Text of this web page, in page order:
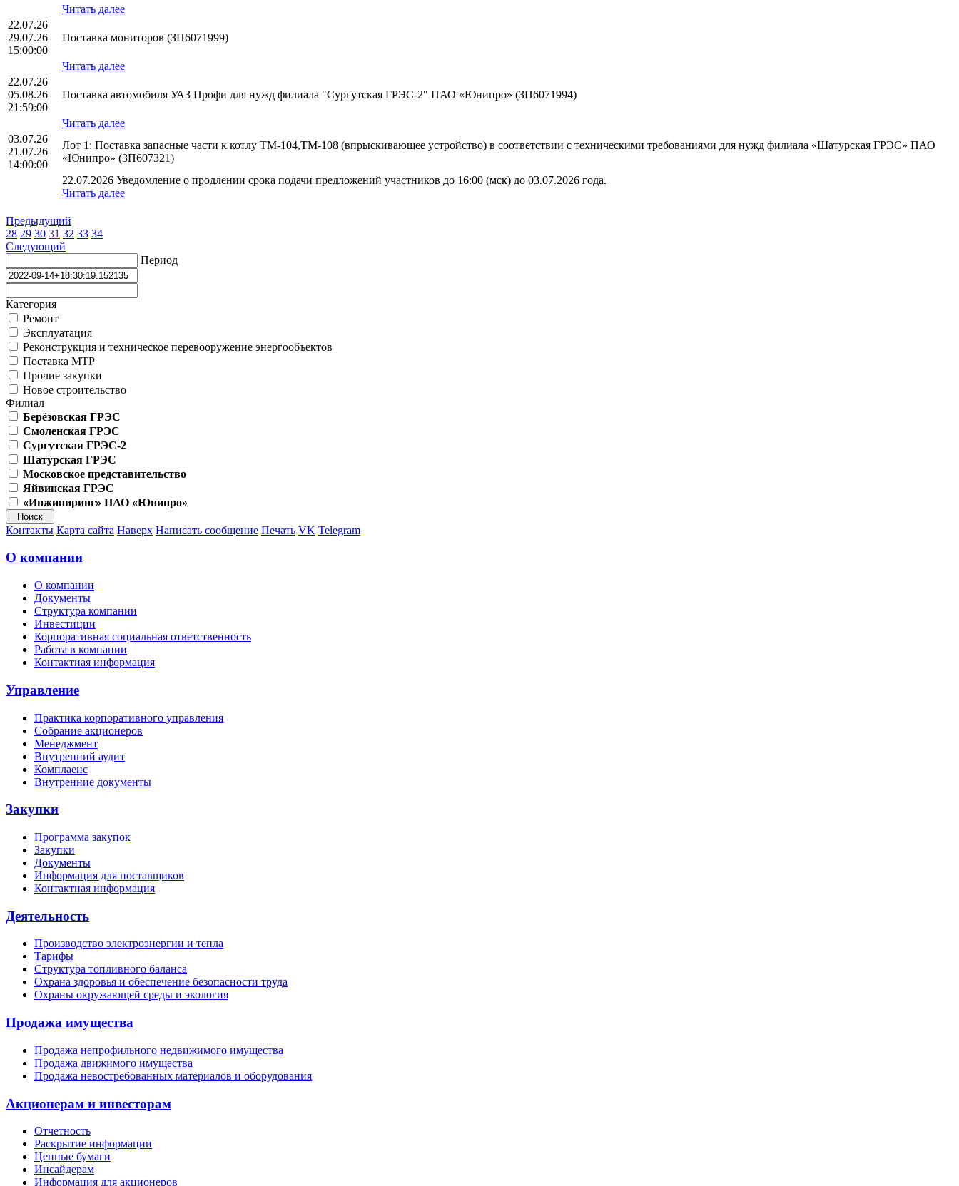
Читать далее
22.07.26
29.07.26
15:00:00
Поставка мониторов (ЗП6071999)
Читать далее
22.07.26
05.08.26
21:59:00
Поставка автомобиля УАЗ Профи для нужд филиала "Сургутская ГРЭС-2" ПАО «Юнипро» (ЗП6071994)
Читать далее
03.07.26
21.07.26
14:00:00
Лот 1: Поставка запасные части к котлу ТМ-104,ТМ-108 (впрыскивающее устройство) в соответствии с техническими требованиями для нужд филиала «Шатурская ГРЭС» ПАО
«Юнипро» (ЗП607321)
22.07.2026 Уведомление о продлении срока подачи предложений участников до 16:00 (мск) до 03.07.2026 года.
Читать далее
Предыдущий
28 29 30 31 32 33 34
Следующий
Период
Категория
Ремонт
Эксплуатация
Реконструкция и техническое перевооружение энергообъектов
Поставка МТР
Прочие закупки
Новое строительство
Филиал
Берёзовская ГРЭС
Смоленская ГРЭС
Сургутская ГРЭС-2
Шатурская ГРЭС
Московское представительство
Яйвинская ГРЭС
«Инжиниринг» ПАО «Юнипро»
Контакты Карта сайта Наверх Написать сообщение Печать VK Telegram
О компании
О компании
Документы
Структура компании
Инвестиции
Корпоративная социальная ответственность
Работа в компании
Контактная информация
Управление
Практика корпоративного управления
Собрание акционеров
Менеджмент
Внутренний аудит
Комплаенс
Внутренние документы
Закупки
Программа закупок
Закупки
Документы
Информация для поставщиков
Контактная информация
Деятельность
Производство электроэнергии и тепла
Тарифы
Структура топливного баланса
Охрана здоровья и обеспечение безопасности труда
Охраны окружающей среды и экология
Продажа имущества
Продажа непрофильного недвижимого имущества
Продажа движимого имущества
Продажа невостребованных материалов и оборудования
Акционерам и инвесторам
Отчетность
Раскрытие информации
Ценные бумаги
Инсайдерам
Информация для акционеров